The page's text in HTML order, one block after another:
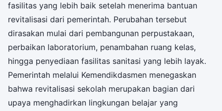
fasilitas yang lebih baik setelah menerima bantuan
revitalisasi dari pemerintah. Perubahan tersebut
dirasakan mulai dari pembangunan perpustakaan,
perbaikan laboratorium, penambahan ruang kelas,
hingga penyediaan fasilitas sanitasi yang lebih layak.
Pemerintah melalui Kemendikdasmen menegaskan
bahwa revitalisasi sekolah merupakan bagian dari
upaya menghadirkan lingkungan belajar yang